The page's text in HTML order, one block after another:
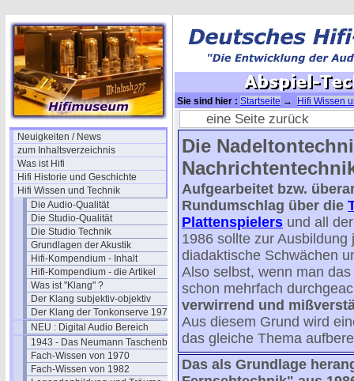
Neuigkeiten / News
zum Inhaltsverzeichnis
Was ist Hifi
Hifi Historie und Geschichte
Hifi Wissen und Technik
Die Audio-Qualität
Die Studio-Qualität
Die Studio Technik
Grundlagen der Akustik
Hifi-Kompendium - Inhalt
Hifi-Kompendium - die Artikel
Was ist "Klang" ?
Der Klang subjektiv-objektiv
Der Klang der Tonkonserve 1979
NEU : Digital Audio Bereich
1943 - Das Neumann Taschenbuch
Fach-Wissen von 1970
Fach-Wissen von 1982
Sie sind hier : Startseite → Hifi Wissen
eine Seite zurück
Die
Aufgearbeitet bzw.
Rundumschlag über die
Plattenspielers und all
1986 sollte zur
diadaktische Schwächen
Also selbst, wenn man
schon mehrfach
verwirrend und
Aus diesem Grund wird
das gleiche Thema
Das als Grundlage